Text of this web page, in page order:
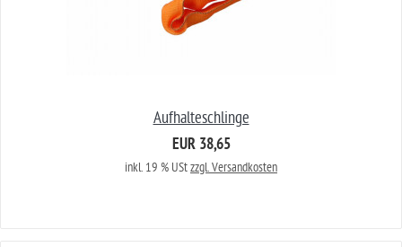
Aufhalteschlinge
EUR 38,65
inkl. 19 % UStzzgl. Versandkosten